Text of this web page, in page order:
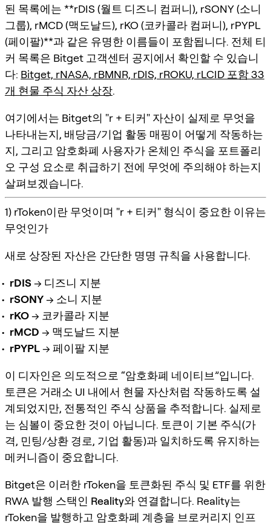
된 목록에는 **rDIS (월트 디즈니 컴퍼니), rSONY (소니
그룹), rMCD (맥도날드), rKO (코카콜라 컴퍼니), rPYPL
(페이팔)**과 같은 유명한 이름들이 포함됩니다. 전체 티
커 목록은 Bitget 고객센터 공지에서 확인할 수 있습니
다: Bitget, rNASA, rBMNR, rDIS, rROKU, rLCID 포함 33
개 현물 주식 자산 상장.
여기에서는 Bitget의 "r + 티커" 자산이 실제로 무엇을
나타내는지, 배당금/기업 활동 매핑이 어떻게 작동하는
지, 그리고 암호화폐 사용자가 온체인 주식을 포트폴리
오 구성 요소로 취급하기 전에 무엇에 주의해야 하는지
살펴보겠습니다.
1) rToken이란 무엇이며 "r + 티커" 형식이 중요한 이유는
무엇인가
새로 상장된 자산은 간단한 명명 규칙을 사용합니다.
rDIS→ 디즈니 지분
rSONY→ 소니 지분
rKO→ 코카콜라 지분
rMCD → 맥도날드 지분
rPYPL→ 페이팔 지분
이 디자인은 의도적으로 “암호화폐 네이티브”입니다.
토큰은 거래소 UI 내에서 현물 자산처럼 작동하도록 설
계되었지만, 전통적인 주식 상품을 추적합니다. 실제로
는 심볼이 중요한 것이 아닙니다. 토큰이 기본 주식(가
격, 민팅/상환 경로, 기업 활동)과 일치하도록 유지하는
메커니즘이 중요합니다.
Bitget은 이러한 rToken을 토큰화된 주식 및 ETF를 위한
RWA 발행 스택인 Reality와 연결합니다. Reality는
rToken을 발행하고 암호화폐 계층을 브로커리지 인프